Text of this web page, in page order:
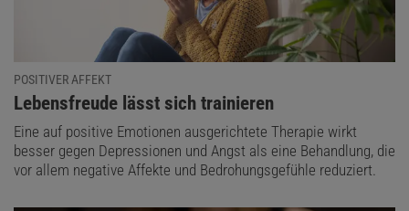
POSITIVER AFFEKT
:Lebensfreude lässt sich trainieren
Eine auf positive Emotionen ausgerichtete Therapie wirkt
besser gegen Depressionen und Angst als eine Behandlung, die
vor allem negative Affekte und Bedrohungsgefühle reduziert.